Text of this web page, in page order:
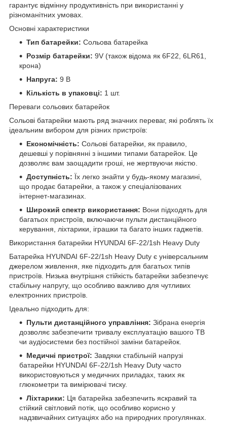
гарантує відмінну продуктивність при використанні у
різноманітних умовах.
Основні характеристики
Тип батарейки: Сольова батарейка
Розмір батарейки: 9V (також відома як 6F22, 6LR61,
крона)
Напруга: 9 В
Кількість в упаковці: 1 шт.
Переваги сольових батарейок
Сольові батарейки мають ряд значних переваг, які роблять їх
ідеальним вибором для різних пристроїв:
Економічність: Сольові батарейки, як правило,
дешевші у порівнянні з іншими типами батарейок. Це
дозволяє вам заощадити гроші, не жертвуючи якістю.
Доступність: Їх легко знайти у будь-якому магазині,
що продає батарейки, а також у спеціалізованих
інтернет-магазинах.
Широкий спектр використання: Вони підходять для
багатьох пристроїв, включаючи пульти дистанційного
керування, ліхтарики, іграшки та багато інших гаджетів.
Використання батарейки HYUNDAI 6F-22/1sh Heavy Duty
Батарейка HYUNDAI 6F-22/1sh Heavy Duty є універсальним
джерелом живлення, яке підходить для багатьох типів
пристроїв. Низька внутрішня стійкість батарейки забезпечує
стабільну напругу, що особливо важливо для чутливих
електронних пристроїв.
Ідеально підходить для:
Пульти дистанційного управління: Зібрана енергія
дозволяє забезпечити тривалу експлуатацію вашого ТВ
чи аудіосистеми без постійної заміни батарейок.
Медичні пристрої: Завдяки стабільній напрузі
батарейки HYUNDAI 6F-22/1sh Heavy Duty часто
використовуються у медичних приладах, таких як
глюкометри та вимірювачі тиску.
Ліхтарики: Ця батарейка забезпечить яскравий та
стійкий світловий потік, що особливо корисно у
надзвичайних ситуаціях або на природних прогулянках.